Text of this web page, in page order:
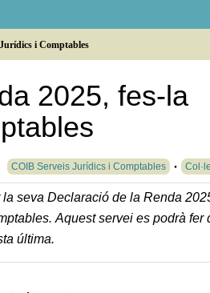
i Comptables
2025, fes-la
COIB Serveis Jurídics i Comptables
seva Declaració de la Renda
Aquest servei es podrà fer
última.